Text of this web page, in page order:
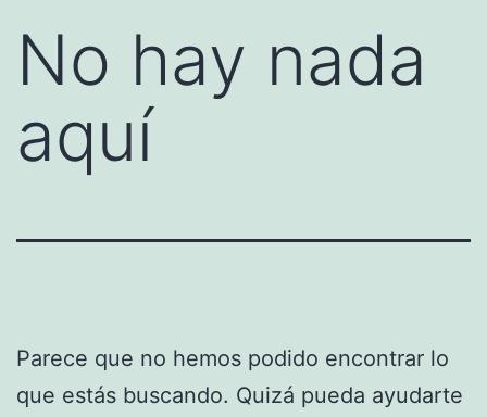
No hay nada
aquí
Parece que no hemos podido encontrar lo
que estás buscando. Quizá pueda ayudarte